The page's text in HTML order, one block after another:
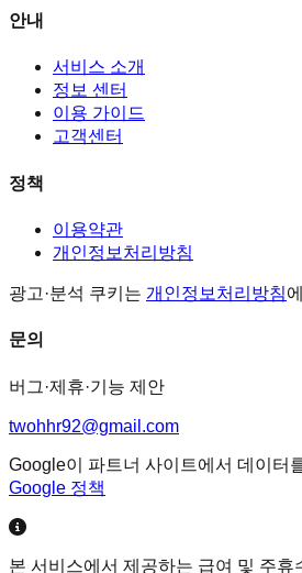
안내
서비스 소개
정보 센터
이용 가이드
고객센터
정책
이용약관
개인정보처리방침
광고·분석 쿠키는 개인정보처리방침
문의
버그·제휴·기능 제안
twohhr92@gmail.com
Google이 파트너 사이트에서 데이터
Google 정책
본 서비스에서 제공하는 급여 및 주휴